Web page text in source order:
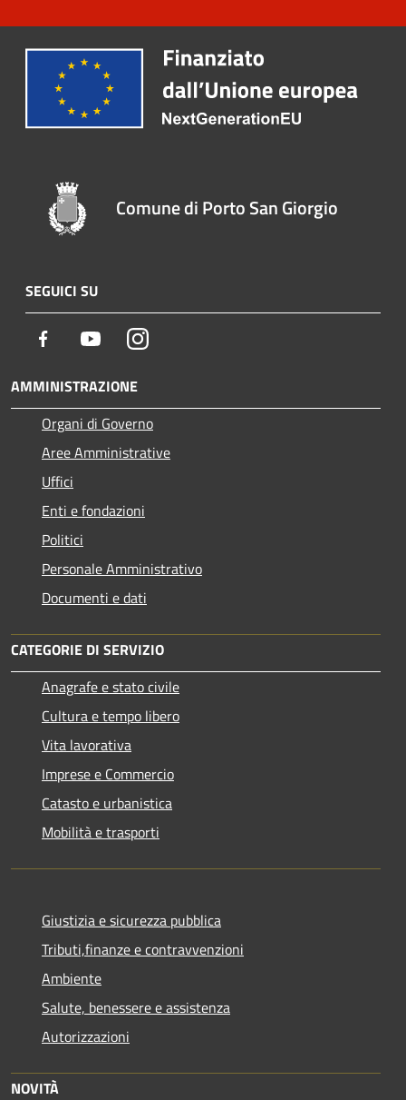
Comune di Porto San Giorgio
SEGUICI SU
Facebook YoutubeInstagram
AMMINISTRAZIONE
Organi di Governo
Aree Amministrative
Uffici
Enti e fondazioni
Politici
Personale Amministrativo
Documenti e dati
CATEGORIE DI SERVIZIO
Anagrafe e stato civile
Cultura e tempo libero
Vita lavorativa
Imprese e Commercio
Catasto e urbanistica
Mobilità e trasporti
Giustizia e sicurezza pubblica
Tributi,finanze e contravvenzioni
Ambiente
Salute, benessere e assistenza
Autorizzazioni
NOVITÀ